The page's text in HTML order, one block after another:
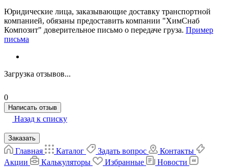
Юридические лица, заказывающие доставку транспортной
компанией, обязаны предоставить компании "ХимСнаб
Композит" доверительное письмо о передаче груза. Пример
письма
Загрузка отзывов...
0
Написать отзыв
Назад к списку
Заказать
Главная Каталог Задать вопрос
Контакты
Акции
Калькуляторы Избранные
Новости